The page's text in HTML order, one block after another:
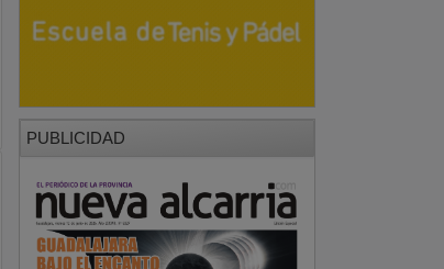
PUBLICIDAD